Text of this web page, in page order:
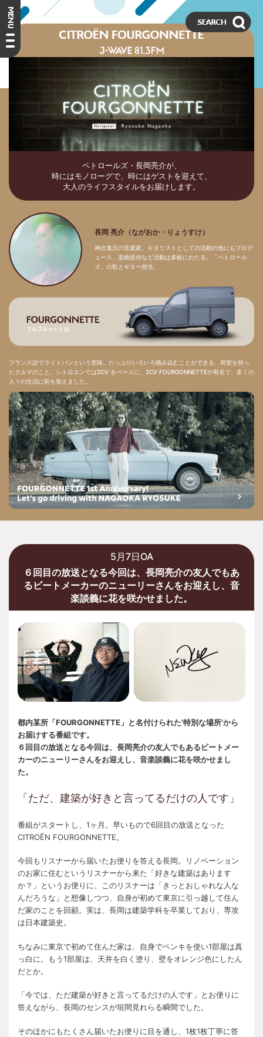
ペトロールズ・長岡亮介が、
時にはモノローグで、時にはゲストを迎えて、
大人のライフスタイルをお届けします。
長岡 亮介（ながおか・りょうすけ）
神出鬼没の音楽家。ギタリストとしての活動の他にもプロデ
ュース、楽曲提供など活動は多岐にわたる。「ペトロール
ズ」の歌とギター担当。
フランス語でライトバンという意味。たっぷりいろいろ積み込むことができる、荷室を持っ
たクルマのこと。シトロエンでは2CV をベースに、2CV FOURGONNETTEが有名で、多くの
人々の生活に彩を加えました。
5月7日OA
６回目の放送となる今回は、長岡亮介の友人でもあ
るビートメーカーのニューリーさんをお迎えし、音
楽談義に花を咲かせました。
都内某所「FOURGONNETTE」と名付けられた’特別な場所’から
お届けする番組です。
６回目の放送となる今回は、長岡亮介の友人でもあるビートメー
カーのニューリーさんをお迎えし、音楽談義に花を咲かせまし
た。
「ただ、建築が好きと言ってるだけの人です」
番組がスタートし、1ヶ月。早いもので6回目の放送となった
CITROËN FOURGONNETTE。
今回もリスナーから届いたお便りを答える長岡。リノベーション
のお家に住むというリスナーから来た「好きな建築はあります
か？」というお便りに、このリスナーは「きっとおしゃれな人な
んだろうな」と想像しつつ、自身が初めて東京に引っ越して住ん
だ家のことを回顧。実は、長岡は建築学科を卒業しており、専攻
は日本建築史。
ちなみに東京で初めて住んだ家は、自身でペンキを使い1部屋は真
っ白に。もう1部屋は、天井を白く塗り、壁をオレンジ色にしたん
だとか。
「今では、ただ建築が好きと言ってるだけの人です」とお便りに
答えながら、長岡のセンスが垣間見れらる瞬間でした。
そのほかにもたくさん届いたお便りに目を通し、1枚1枚丁寧に答